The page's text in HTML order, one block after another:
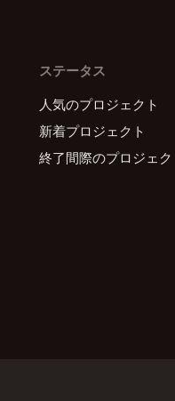
ステータス
人気のプロジェクト
新着プロジェクト
終了間際のプロジェク